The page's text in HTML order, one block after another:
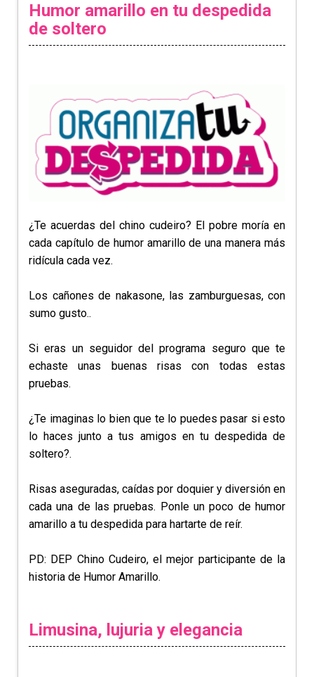
Humor amarillo en tu despedida
de soltero
¿Te acuerdas del chino cudeiro? El pobre moría en
cada capítulo de humor amarillo de una manera más
ridícula cada vez.
Los cañones de nakasone, las zamburguesas, con
sumo gusto..
Si eras un seguidor del programa seguro que te
echaste unas buenas risas con todas estas
pruebas.
¿Te imaginas lo bien que te lo puedes pasar si esto
lo haces junto a tus amigos en tu despedida de
soltero?.
Risas aseguradas, caídas por doquier y diversión en
cada una de las pruebas. Ponle un poco de humor
amarillo a tu despedida para hartarte de reír.
PD: DEP Chino Cudeiro, el mejor participante de la
historia de Humor Amarillo.
Limusina, lujuria y elegancia